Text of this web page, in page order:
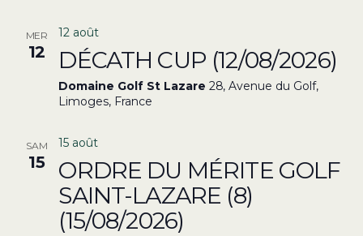
MER
12
12 août
DÉCATH CUP (12/08/2026)
Domaine Golf St Lazare 28, Avenue du Golf,
Limoges, France
SAM
15
15 août
ORDRE DU MÉRITE GOLF
SAINT-LAZARE (8)
(15/08/2026)